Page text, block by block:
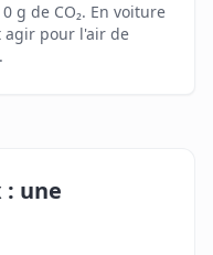
g de CO₂. En voiture
agir pour l'air de
: une